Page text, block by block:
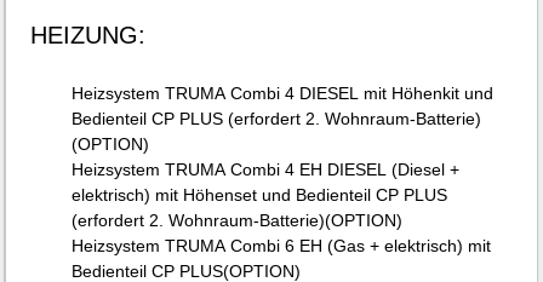
HEIZUNG:
Heizsystem TRUMA Combi 4 DIESEL mit Höhenkit und
Bedienteil CP PLUS (erfordert 2. Wohnraum-Batterie)
(OPTION)
Heizsystem TRUMA Combi 4 EH DIESEL (Diesel +
elektrisch) mit Höhenset und Bedienteil CP PLUS
(erfordert 2. Wohnraum-Batterie)(OPTION)
Heizsystem TRUMA Combi 6 EH (Gas + elektrisch) mit
Bedienteil CP PLUS(OPTION)